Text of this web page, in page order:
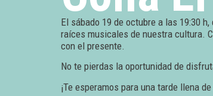
El sábado 19 de octubre a las 19:30
raíces musicales de nuestra cultura.
con el presente.
No te pierdas la oportunidad de
¡Te esperamos para una tarde llena